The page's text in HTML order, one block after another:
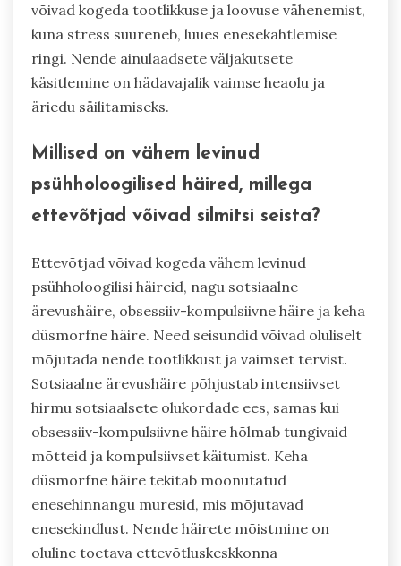
võivad kogeda tootlikkuse ja loovuse vähenemist,
kuna stress suureneb, luues enesekahtlemise
ringi. Nende ainulaadsete väljakutsete
käsitlemine on hädavajalik vaimse heaolu ja
äriedu säilitamiseks.
Millised on vähem levinud
psühholoogilised häired, millega
ettevõtjad võivad silmitsi seista?
Ettevõtjad võivad kogeda vähem levinud
psühholoogilisi häireid, nagu sotsiaalne
ärevushäire, obsessiiv-kompulsiivne häire ja keha
düsmorfne häire. Need seisundid võivad oluliselt
mõjutada nende tootlikkust ja vaimset tervist.
Sotsiaalne ärevushäire põhjustab intensiivset
hirmu sotsiaalsete olukordade ees, samas kui
obsessiiv-kompulsiivne häire hõlmab tungivaid
mõtteid ja kompulsiivset käitumist. Keha
düsmorfne häire tekitab moonutatud
enesehinnangu muresid, mis mõjutavad
enesekindlust. Nende häirete mõistmine on
oluline toetava ettevõtluskeskkonna